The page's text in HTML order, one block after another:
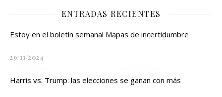
ENTRADAS RECIENTES
Estoy en el boletín semanal Mapas de incertidumbre
29/11/2024
Harris vs. Trump: las elecciones se ganan con más